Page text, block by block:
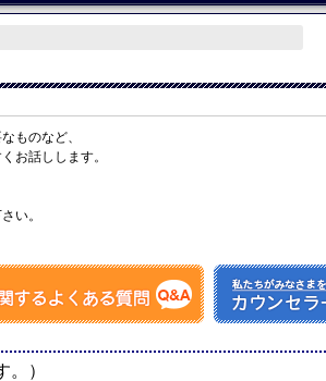
ものなど、
お話しします。
い。
）